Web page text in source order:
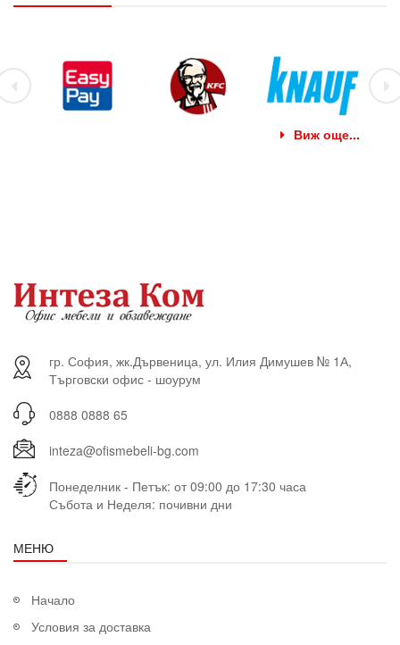
Виж още...
гр. София, жк.Дървеница, ул. Илия Димушев № 1А,
Търговски офис - шоурум
0888 0888 65
inteza@ofismebeli-bg.com
Понеделник - Петък: от 09:00 до 17:30 часа
Събота и Неделя: почивни дни
МЕНЮ
Начало
Условия за доставка